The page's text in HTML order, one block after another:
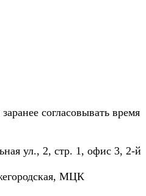
согласовывать время
ул., 2, стр. 1, офис 3, 2-й
МЦК